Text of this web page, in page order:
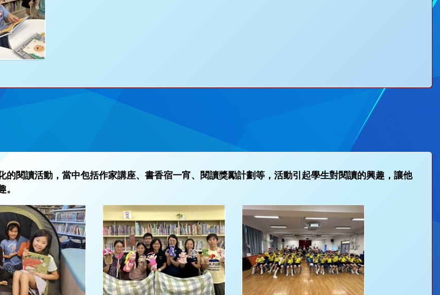
的閱讀活動，當中包括作家講座、書香宿一宵、閱讀獎勵計劃等，活動引起學生對閱讀的興趣，讓他
。